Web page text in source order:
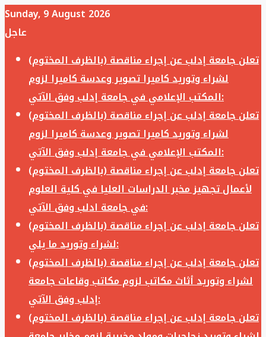
Sunday, 9 August 2026
عاجل
تعلن جامعة إدلب عن إجراء مناقصة (بالظرف المختوم)
لشراء وتوريد كاميرا تصوير وعدسة كاميرا لزوم
المكتب الإعلامي في جامعة إدلب وفق الآتي:
تعلن جامعة إدلب عن إجراء مناقصة (بالظرف المختوم)
لشراء وتوريد كاميرا تصوير وعدسة كاميرا لزوم
المكتب الإعلامي في جامعة إدلب وفق الآتي:
تعلن جامعة إدلب عن إجراء مناقصة (بالظرف المختوم)
لأعمال تجهيز مخبر الدراسات العليا في كلية العلوم
في جامعة ادلب وفق الآتي:
تعلن جامعة إدلب عن إجراء مناقصة (بالظرف المختوم)
لشراء وتوريد ما يلي:
تعلن جامعة إدلب عن إجراء مناقصة (بالظرف المختوم)
لشراء وتوريد أثاث مكاتب لزوم مكاتب وقاعات جامعة
إدلب وفق الآتي:
تعلن جامعة إدلب عن إجراء مناقصة (بالظرف المختوم)